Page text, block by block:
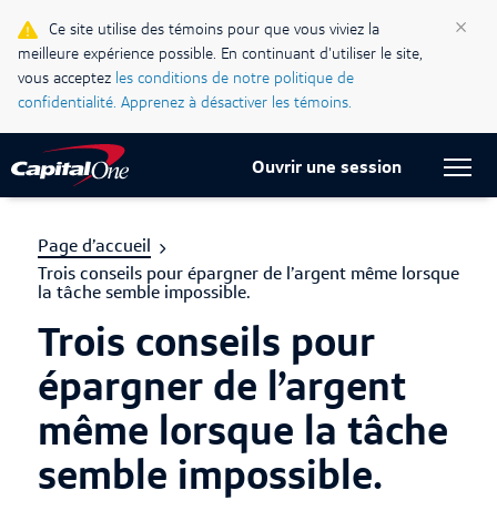
Ce site utilise des témoins pour que vous viviez la
meilleure expérience possible. En continuant d'utiliser le site,
vous acceptez les conditions de notre politique de
confidentialité. Apprenez à désactiver les témoins.
×
Blogue Ma vie, mon crédit
Centre d’assistance
Current Locale:
Français (Canada)
Ouvrir une session
Page d’accueil
Trois conseils pour épargner de l’argent même lorsque
la tâche semble impossible.
Trois conseils pour
épargner de l’argent
même lorsque la tâche
semble impossible.